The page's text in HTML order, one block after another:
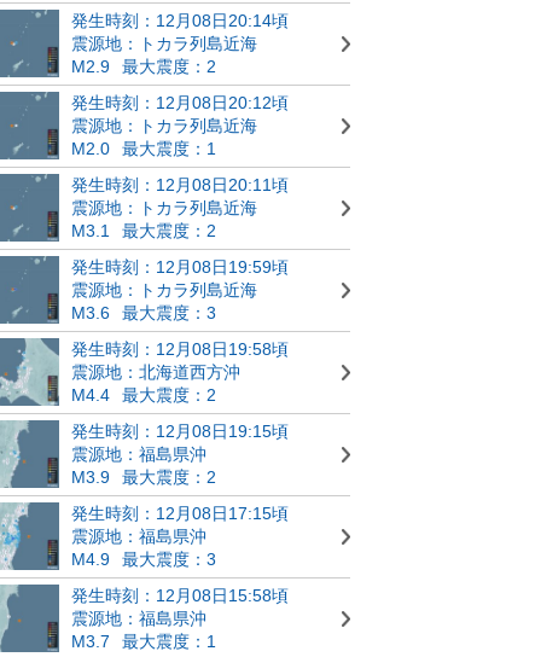
発生時刻：12月08日20:14頃
震源地：トカラ列島近海
M2.9
最大震度：2
発生時刻：12月08日20:12頃
震源地：トカラ列島近海
M2.0
最大震度：1
発生時刻：12月08日20:11頃
震源地：トカラ列島近海
M3.1
最大震度：2
発生時刻：12月08日19:59頃
震源地：トカラ列島近海
M3.6
最大震度：3
発生時刻：12月08日19:58頃
震源地：北海道西方沖
M4.4
最大震度：2
発生時刻：12月08日19:15頃
震源地：福島県沖
M3.9
最大震度：2
発生時刻：12月08日17:15頃
震源地：福島県沖
M4.9
最大震度：3
発生時刻：12月08日15:58頃
震源地：福島県沖
M3.7
最大震度：1